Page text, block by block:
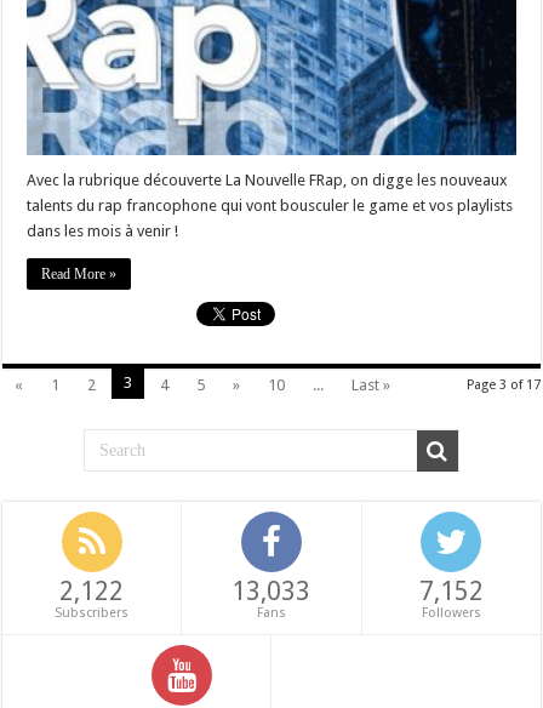
Avec la rubrique découverte La Nouvelle FRap, on digge les nouveaux
talents du rap francophone qui vont bousculer le game et vos playlists
dans les mois à venir !
Read More »
Page 3 of 17
« 1 2 3 4 5 » 10 ... Last »
2,122
Subscribers
13,033
Fans
7,152
Followers